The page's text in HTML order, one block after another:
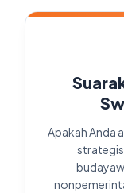
Apakah Anda